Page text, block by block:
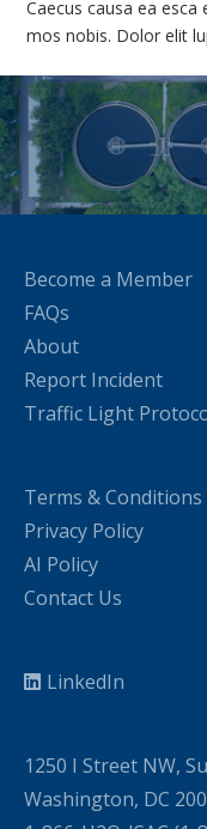
Caecus causa ea
mos nobis. Dolor elit
Become a Member
FAQs
About
Report Incident
Traffic Light
Terms & Conditions
Privacy Policy
AI Policy
Contact Us
LinkedIn
1250 I Street NW,
Washington, DC